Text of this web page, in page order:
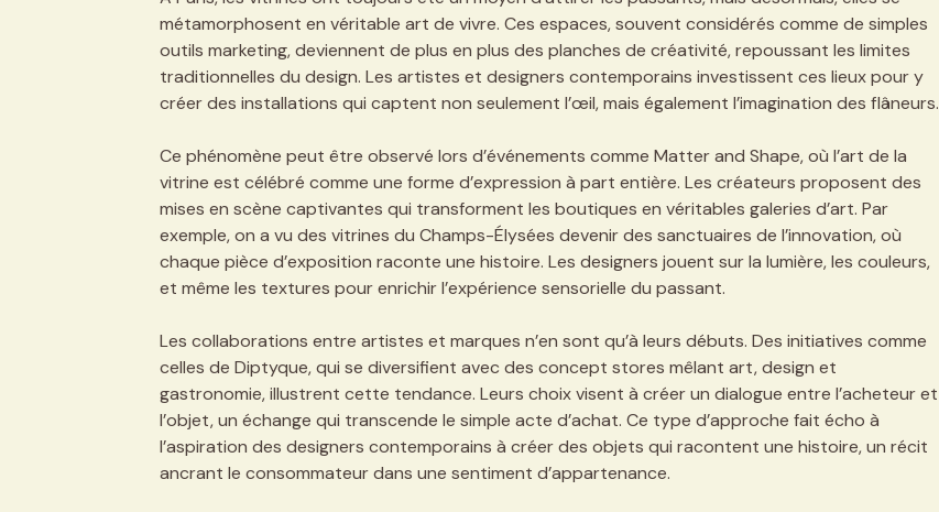
métamorphosent en véritable art de vivre. Ces espaces, souvent considérés comme de simples
outils marketing, deviennent de plus en plus des planches de créativité, repoussant les limites
traditionnelles du design. Les artistes et designers contemporains investissent ces lieux pour y
créer des installations qui captent non seulement l’œil, mais également l’imagination des flâneurs.
Ce phénomène peut être observé lors d’événements comme Matter and Shape, où l’art de la
vitrine est célébré comme une forme d’expression à part entière. Les créateurs proposent des
mises en scène captivantes qui transforment les boutiques en véritables galeries d’art. Par
exemple, on a vu des vitrines du Champs-Élysées devenir des sanctuaires de l’innovation, où
chaque pièce d’exposition raconte une histoire. Les designers jouent sur la lumière, les couleurs,
et même les textures pour enrichir l’expérience sensorielle du passant.
Les collaborations entre artistes et marques n’en sont qu’à leurs débuts. Des initiatives comme
celles de Diptyque, qui se diversifient avec des concept stores mêlant art, design et
gastronomie, illustrent cette tendance. Leurs choix visent à créer un dialogue entre l’acheteur et
l’objet, un échange qui transcende le simple acte d’achat. Ce type d’approche fait écho à
l’aspiration des designers contemporains à créer des objets qui racontent une histoire, un récit
ancrant le consommateur dans une sentiment d’appartenance.